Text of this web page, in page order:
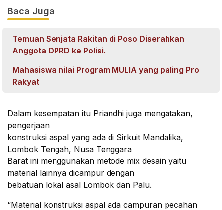
Baca Juga
Temuan Senjata Rakitan di Poso Diserahkan
Anggota DPRD ke Polisi.
Mahasiswa nilai Program MULIA yang paling Pro
Rakyat
Dalam kesempatan itu Priandhi juga mengatakan,
pengerjaan
konstruksi aspal yang ada di Sirkuit Mandalika,
Lombok Tengah, Nusa Tenggara
Barat ini menggunakan metode mix desain yaitu
material lainnya dicampur dengan
bebatuan lokal asal Lombok dan Palu.
“Material konstruksi aspal ada campuran pecahan